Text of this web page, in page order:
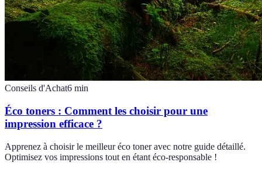
Conseils d'Achat6 min
Éco toners : Comment les choisir pour une
impression efficace ?
Apprenez à choisir le meilleur éco toner avec notre guide détaillé.
Optimisez vos impressions tout en étant éco-responsable !